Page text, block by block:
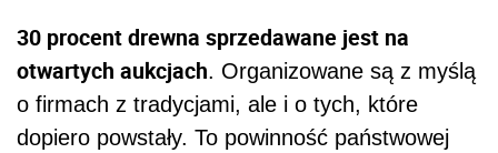
30 procent drewna sprzedawane jest na
otwartych aukcjach. Organizowane są z myślą
o firmach z tradycjami, ale i o tych, które
dopiero powstały. To powinność państwowej